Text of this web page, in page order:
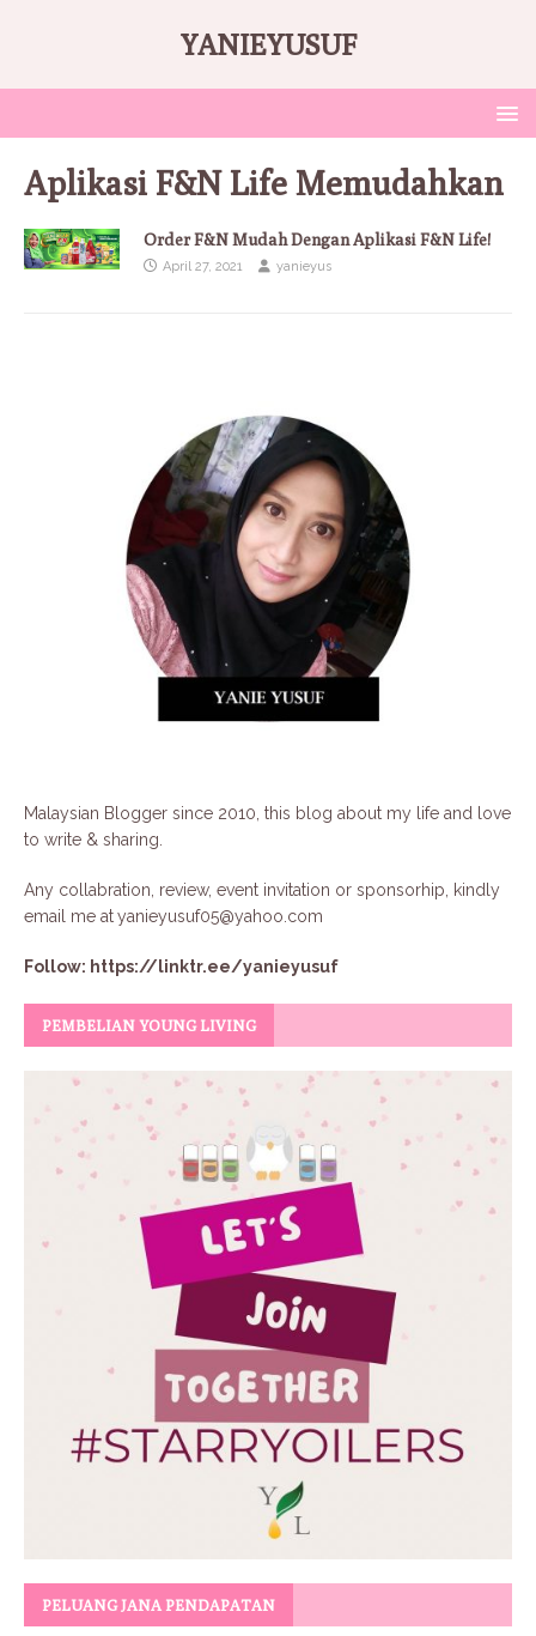
YANIEYUSUF
Aplikasi F&N Life Memudahkan
Order F&N Mudah Dengan Aplikasi F&N Life!
April 27, 2021 yanieyus
Malaysian Blogger since 2010, this blog about my life and love
to write & sharing.
Any collabration, review, event invitation or sponsorhip, kindly
email me atyanieyusuf05@yahoo.com
Follow: https://linktr.ee/yanieyusuf
PEMBELIAN YOUNG LIVING
PELUANG JANA PENDAPATAN